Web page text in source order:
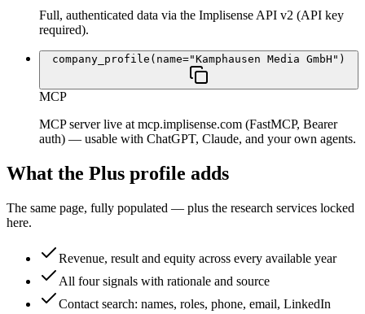
Full, authenticated data via the Implisense API v2 (API key
required).
company_profile(name="Kamphausen Media GmbH")
MCP
MCP server live at mcp.implisense.com (FastMCP, Bearer
auth) — usable with ChatGPT, Claude, and your own agents.
What the Plus profile adds
The same page, fully populated — plus the research services locked
here.
Revenue, result and equity across every available year
All four signals with rationale and source
Contact search: names, roles, phone, email, LinkedIn